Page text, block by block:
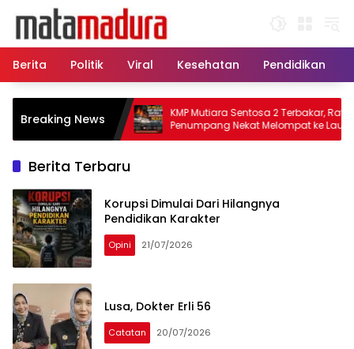
konten
Berita
Politik Viral Kesehatan Pendidikan
Breaking News
Kapal Sisir
Korban KMP
KMP Mutiara Sentosa 2 Terbakar, Ratusan
Penumpang Nekat Melompat ke Laut
Berita Terbaru
Korupsi Dimulai Dari Hilangnya
Pendidikan Karakter
Opini 21/07/2026
Lusa, Dokter Erli 56
Catatan 20/07/2026